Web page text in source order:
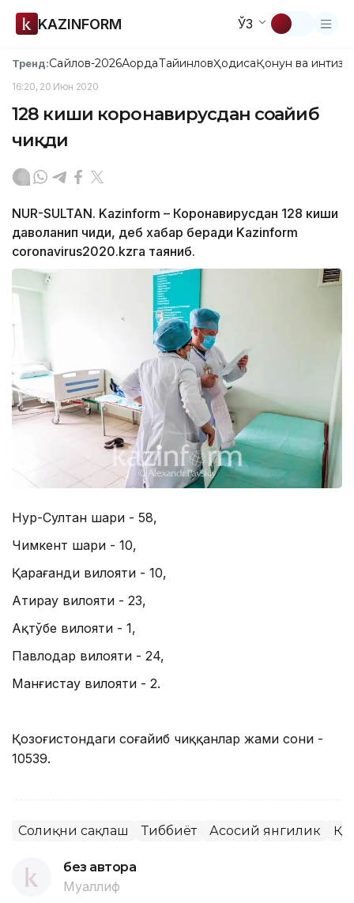
KAZINFORM ЎЗ
Тренд:Сайлов-2026АқордаТайинловҲодисаҚонун ва
16:20, 20 Июн 2020
128 киши коронавирусдан соғайиб
чиқди
NUR-SULTAN. Kazinform – Коронавирусдан 128 киши
даволанип чиқди, деб хабар беради Kazinform
coronavirus2020.kzга таяниб.
Нур-Султан шаҳри - 58,
Чимкент шаҳри - 10,
Қарағанди вилояти - 10,
Атирау вилояти - 23,
Ақтўбе вилояти - 1,
Павлодар вилояти - 24,
Манғистау вилояти - 2.
Қозоғистондаги соғайиб чиққанлар жами сони -
10539.
Соғлиқни сақлаш Тиббиёт Асосий янгилик ҚР
без автора
Муаллиф